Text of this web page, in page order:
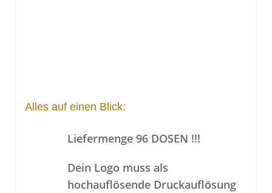
Alles auf einen Blick:
Liefermenge 96 DOSEN !!!
Dein Logo muss als
hochauflösende Druckauflösung